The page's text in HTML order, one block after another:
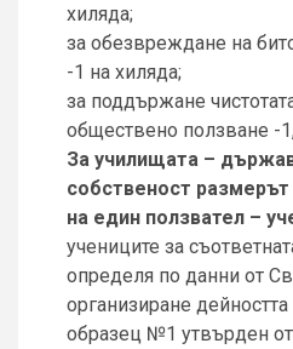
хиляда;
за обезвреждане на
-1 на хиляда;
за поддържане
обществено ползване -
За училищата –
собственост размерът
на един ползвател –
учениците за
определя по данни от
организиране
образец №1 утвърден